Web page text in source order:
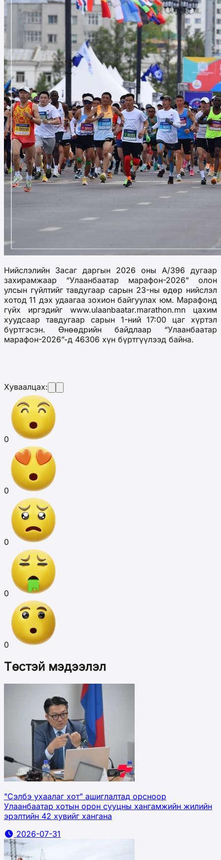
Нийслэлийн Засаг даргын 2026 оны А/396 дугаар
захирамжаар “Улаанбаатар марафон-2026” олон
улсын гүйлтийг тавдугаар сарын 23-ны өдөр нийслэл
хотод 11 дэх удаагаа зохион байгуулах юм. Марафонд
гүйх иргэдийг www.ulaanbaatar.marathon.mn цахим
хуудсаар тавдугаар сарын 1-ний 17:00 цаг хүртэл
бүртгэсэн. Өнөөдрийн байдлаар “Улаанбаатар
марафон-2026”-д 46306 хүн бүртгүүлээд байна.
Хуваалцах:
0
0
0
0
0
Төстэй мэдээлэл
"Сэлбэ ухаалаг хот” ашиглалтад орсноор
Улаанбаатар хотын орон сууцны хангамжийн жилийн
эрэлтийн 42 хувийг хангана
2026-07-31